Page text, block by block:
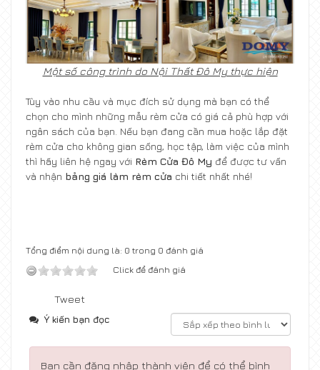
Một số công trình do Nội Thất Đô My thực hiện
Tùy vào nhu cầu và mục đích sử dụng mà bạn có thể
chọn cho mình những mẫu rèm cửa có giá cả phù hợp với
ngân sách của bạn. Nếu bạn đang cần mua hoặc lắp đặt
rèm cửa cho không gian sống, học tập, làm việc của mình
thì hãy liên hệ ngay với Rèm Cửa Đô My để được tư vấn
và nhận bảng giá làm rèm cửa chi tiết nhất nhé!
Tổng điểm nội dung là: 0 trong 0 đánh giá
Click để đánh giá
Tweet
Ý kiến bạn đọc
Bạn cần đăng nhập thành viên để có thể bình